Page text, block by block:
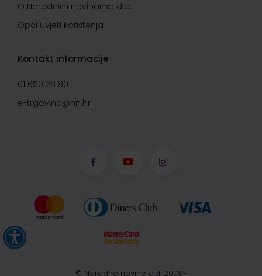
O Narodnim novinama d.d.
Opći uvjeti korištenja
Kontakt informacije
01 650 28 80
e-trgovina@nn.hr
© Narodne novine d.d. 2008-